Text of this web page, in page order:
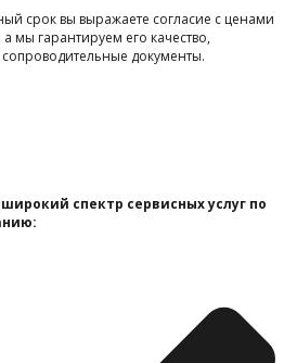
срок вы выражаете согласие с ценами
мы гарантируем его качество,
сопроводительные документы.
спектр сервисных услуг по